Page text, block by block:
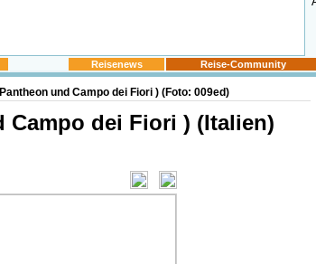
Reisenews Reise-Community
und Campo dei Fiori ) (Foto: 009ed)
Campo dei Fiori ) (Italien)